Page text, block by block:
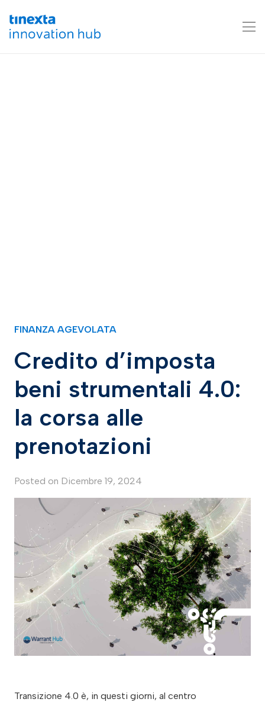
FINANZA AGEVOLATA
Credito d’imposta
beni strumentali 4.0:
la corsa alle
prenotazioni
Posted on Dicembre 19, 2024
Transizione 4.0 è, in questi giorni, al centro